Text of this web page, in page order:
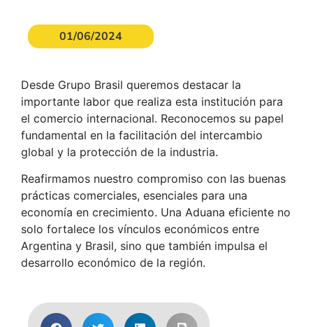
01/06/2024
Desde Grupo Brasil queremos destacar la
importante labor que realiza esta institución para
el comercio internacional. Reconocemos su papel
fundamental en la facilitación del intercambio
global y la protección de la industria.
Reafirmamos nuestro compromiso con las buenas
prácticas comerciales, esenciales para una
economía en crecimiento. Una Aduana eficiente no
solo fortalece los vínculos económicos entre
Argentina y Brasil, sino que también impulsa el
desarrollo económico de la región.